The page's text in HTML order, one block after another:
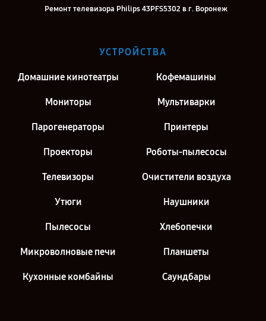
Ремонт телевизора Philips 43PFS5302 в г. Воронеж
Ремонт телевизора Philips 43PFS5302 в г. Москва
УСТРОЙСТВА
Домашние кинотеатры Кофемашины
Мониторы Мультиварки
Парогенераторы Принтеры
Проекторы Роботы-пылесосы
Телевизоры Очистители воздуха
Утюги Наушники
Пылесосы Хлебопечки
Микроволновые печи Планшеты
Кухонные комбайны Саундбары